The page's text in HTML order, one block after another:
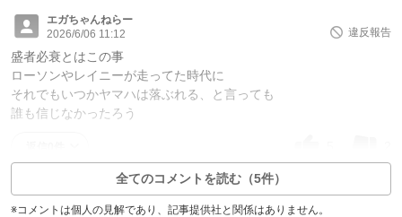
エガちゃんねらー
2026/6/06 11:12
違反報告
盛者必衰とはこの事
ローソンやレイニーが走ってた時代に
それでもいつかヤマハは落ぶれる、と言っても
誰も信じなかったろう
全てのコメントを読む（5件）
※コメントは個人の見解であり、記事提供社と関係はありません。